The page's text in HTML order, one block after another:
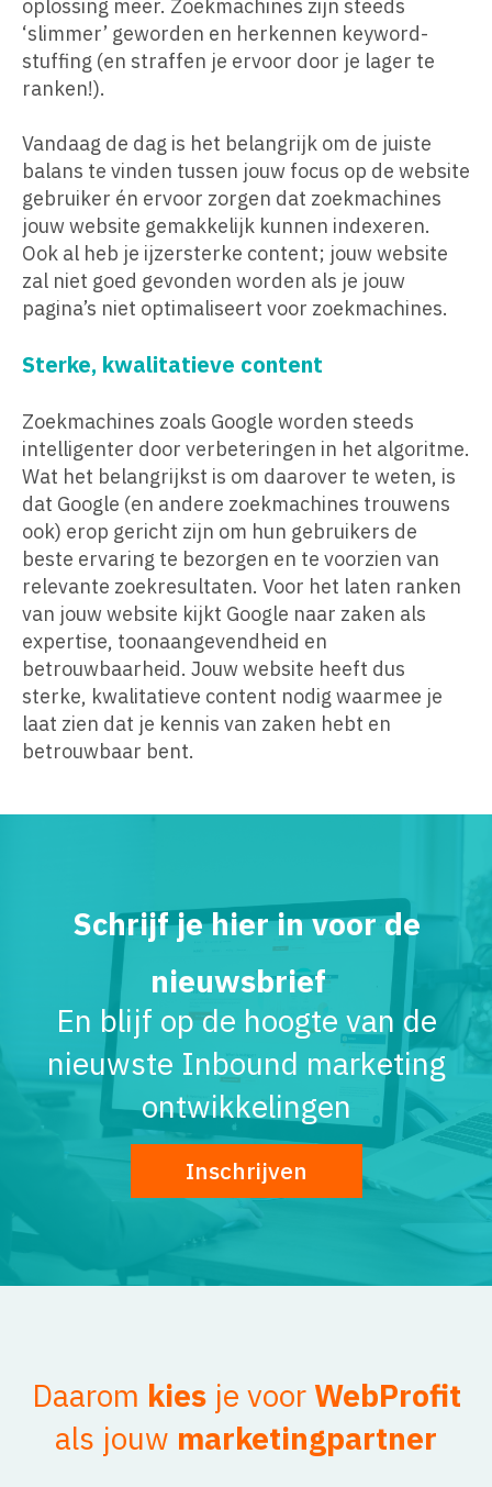
oplossing meer. Zoekmachines zijn steeds
‘slimmer’ geworden en herkennen keyword-
stuffing (en straffen je ervoor door je lager te
ranken!).
Vandaag de dag is het belangrijk om de juiste
balans te vinden tussen jouw focus op de website
gebruiker én ervoor zorgen dat zoekmachines
jouw website gemakkelijk kunnen indexeren.
Ook al heb je ijzersterke content; jouw website
zal niet goed gevonden worden als je jouw
pagina’s niet optimaliseert voor zoekmachines.
Sterke, kwalitatieve content
Zoekmachines zoals Google worden steeds
intelligenter door verbeteringen in het algoritme.
Wat het belangrijkst is om daarover te weten, is
dat Google (en andere zoekmachines trouwens
ook) erop gericht zijn om hun gebruikers de
beste ervaring te bezorgen en te voorzien van
relevante zoekresultaten. Voor het laten ranken
van jouw website kijkt Google naar zaken als
expertise, toonaangevendheid en
betrouwbaarheid. Jouw website heeft dus
sterke, kwalitatieve content nodig waarmee je
laat zien dat je kennis van zaken hebt en
betrouwbaar bent.
Schrijf je hier in voor de
nieuwsbrief
En blijf op de hoogte van de
nieuwste Inbound marketing
ontwikkelingen
Inschrijven
Daarom kiesje voor WebProfit
als jouw marketingpartner